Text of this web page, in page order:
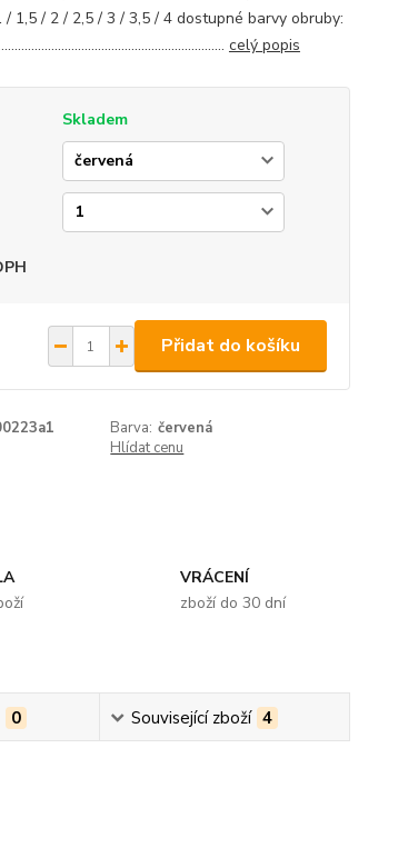
1,5 / 2 / 2,5 / 3 / 3,5 / 4 dostupné barvy obruby:
celý popis
Skladem
Přidat do košíku
Barva: červená
Hlídat cenu
VRÁCENÍ
zboží do 30 dní
0 Související zboží 4